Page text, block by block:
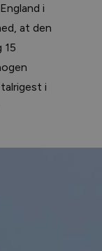
i
at den
15
i